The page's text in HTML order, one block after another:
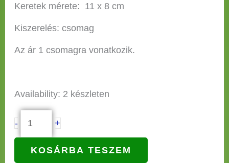
Keretek mérete: 11 x 8 cm
Kiszerelés: csomag
Az ár 1 csomagra vonatkozik.
Availability: 2 készleten
- +
KOSÁRBA TESZEM